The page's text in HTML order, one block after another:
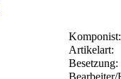
Komponist:
Artikelart:
Besetzung:
Bearbeiter/